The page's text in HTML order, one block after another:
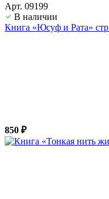
Арт. 09199
В наличии
Книга «Юсуф и Рата»
850 ₽